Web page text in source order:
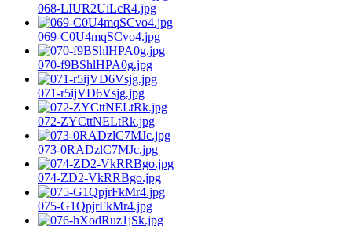
068-LIUR2UiLcR4.jpg
069-C0U4mqSCvo4.jpg
070-f9BShlHPA0g.jpg
071-r5ijVD6Vsjg.jpg
072-ZYCttNELtRk.jpg
073-0RADzlC7MJc.jpg
074-ZD2-VkRRBgo.jpg
075-G1QpjrFkMr4.jpg